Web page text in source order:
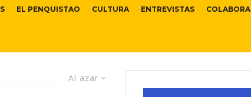
EL PENQUISTAO CULTURA ENTREVISTAS COLABORA
Al azar